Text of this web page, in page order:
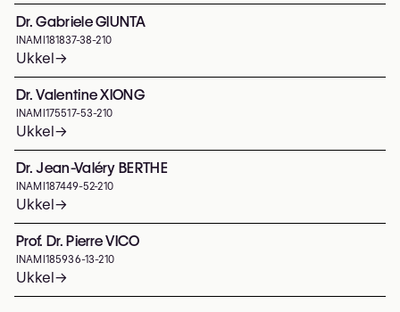
Dr. Gabriele GIUNTA
INAMI 181837-38-210
Ukkel→
Dr. Valentine XIONG
INAMI 175517-53-210
Ukkel→
Dr. Jean-Valéry BERTHE
INAMI 187449-52-210
Ukkel→
Prof. Dr. Pierre VICO
INAMI 185936-13-210
Ukkel→